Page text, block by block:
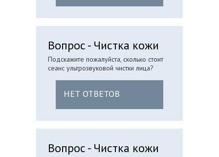
Вопрос - Чистка кожи
Подскажите пожалуйста, сколько стоит
сеанс ультрозвуковой чистки лица?
НЕТ ОТВЕТОВ
Вопрос - Чистка кожи